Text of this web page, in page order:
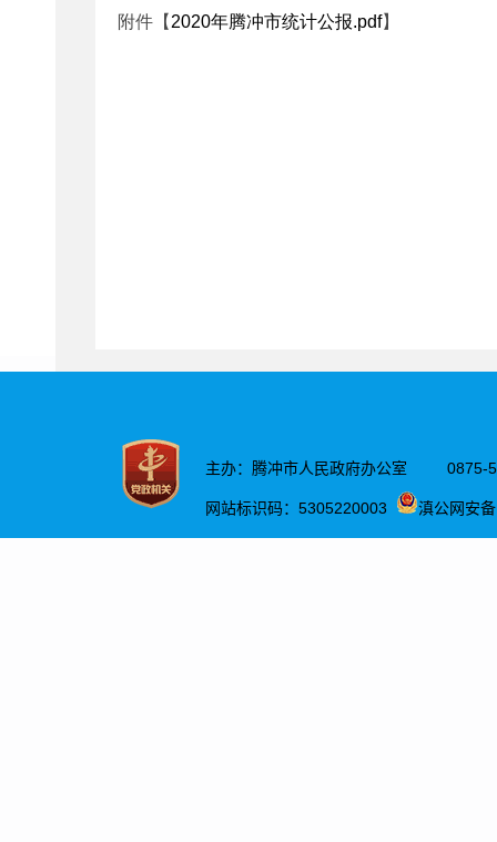
附件【 2020年腾冲市统计公报.pdf】